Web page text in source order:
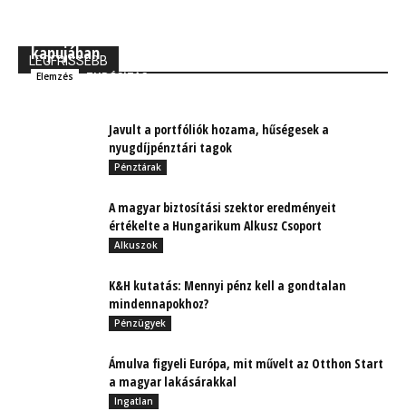
LEGFRISSEBB
kapujában
Elemzés TUDÓSÍTÁS
Javult a portfóliók hozama, hűségesek a
nyugdíjpénztári tagok
Pénztárak
A magyar biztosítási szektor eredményeit
értékelte a Hungarikum Alkusz Csoport
Alkuszok
K&H kutatás: Mennyi pénz kell a gondtalan
mindennapokhoz?
Pénzügyek
Ámulva figyeli Európa, mit művelt az Otthon Start
a magyar lakásárakkal
Ingatlan